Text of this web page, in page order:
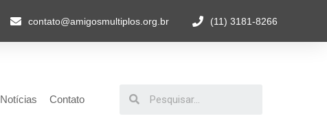
contato@amigosmultiplos.org.br (11) 3181-8266
Notícias Contato